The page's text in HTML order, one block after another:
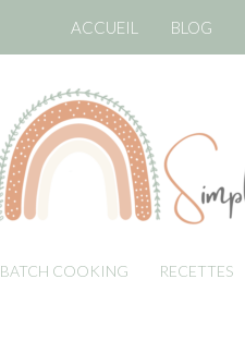
ACCUEIL BLOG
BATCH COOKING RECETTES